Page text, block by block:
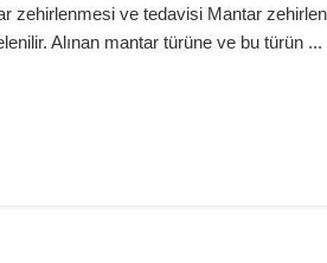
zehirlenmesi ve tedavisi Mantar
Alınan mantar türüne ve bu türün ...